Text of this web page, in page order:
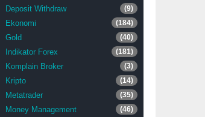
Deposit Withdraw (9)
Ekonomi (184)
Gold (40)
Indikator Forex (181)
Komplain Broker (3)
Kripto (14)
Metatrader (35)
Money Management (46)